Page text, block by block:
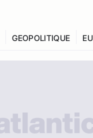
GEOPOLITIQUE